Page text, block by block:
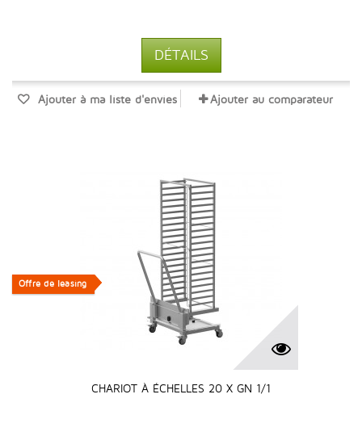
DÉTAILS
Ajouter à ma liste d'envies Ajouter au comparateur
Offre de leasing
Offre de leasing
CHARIOT À ÉCHELLES 20 X GN 1/1